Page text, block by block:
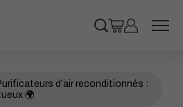
d’air reconditionnés :
🌍